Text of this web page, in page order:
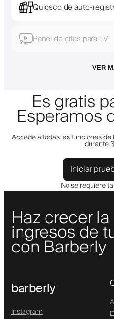
Quiosco de auto-
Panel de citas para TV
VER
Es gratis
Esperamos
Accede a todas las funciones
durante
Iniciar
No se requiere
Haz crecer
ingresos de
con Barberly
barberly
Instagram